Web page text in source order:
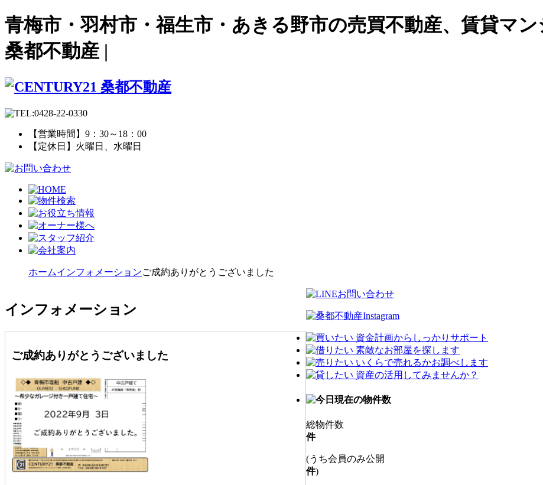
青梅市・羽村市・福生市・あきる野市の売買不動産、賃貸マ
桑都不動産 |
【営業時間】9：30～18：00
【定休日】火曜日、水曜日
ホームインフォメーションご成約ありがとうございました
インフォメーション
ご成約ありがとうございました
総物件数
件
(うち会員のみ公開
件)